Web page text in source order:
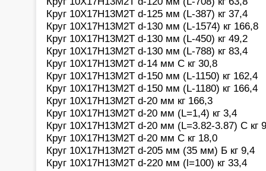
Круг 10Х17Н13М2Т d-125 мм (L-387) кг 37,4
Круг 10Х17Н13М2Т d-130 мм (L-1574) кг 166,8
Круг 10Х17Н13М2Т d-130 мм (L-450) кг 49,2
Круг 10Х17Н13М2Т d-130 мм (L-788) кг 83,4
Круг 10Х17Н13М2Т d-14 мм С кг 30,8
Круг 10Х17Н13М2Т d-150 мм (L-1150) кг 162,4
Круг 10Х17Н13М2Т d-150 мм (L-1180) кг 166,4
Круг 10Х17Н13М2Т d-20 мм кг 166,3
Круг 10Х17Н13М2Т d-20 мм (L=1,4) кг 3,4
Круг 10Х17Н13М2Т d-20 мм (L=3.82-3.87) С кг
Круг 10Х17Н13М2Т d-20 мм С кг 18,0
Круг 10Х17Н13М2Т d-205 мм (35 мм) Б кг 9,4
Круг 10Х17Н13М2Т d-220 мм (l=100) кг 33,4